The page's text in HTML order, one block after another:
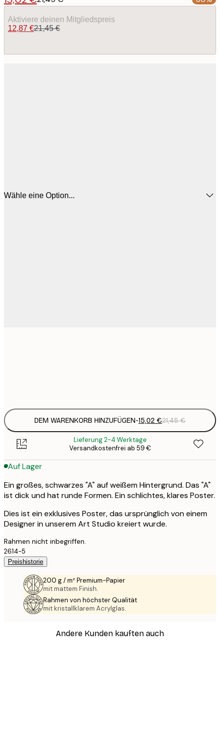
Aktiviere deinen Mitgliedspreis
12,87 €21,45 €
Wähle eine Option...
DEM WARENKORB HINZUFÜGEN-15,02 €21,45 €
Lieferung 2-4 Werktage
Versandkostenfrei ab 59 €
Auf Lager
Ein großes, schwarzes "A" auf weißem Hintergrund. Das "A"
ist dick und hat runde Formen. Ein schlichtes, klares Poster.
Dies ist ein exklusives Poster, das ursprünglich von einem
Designer in unserem Art Studio kreiert wurde.
Rahmen nicht inbegriffen.
2614-5
Preishistorie
200 g / m² Premium-Papier
mit mattem Finish.
Rahmen von höchster Qualität
mit kristallklarem Acrylglas.
Andere Kunden kauften auch